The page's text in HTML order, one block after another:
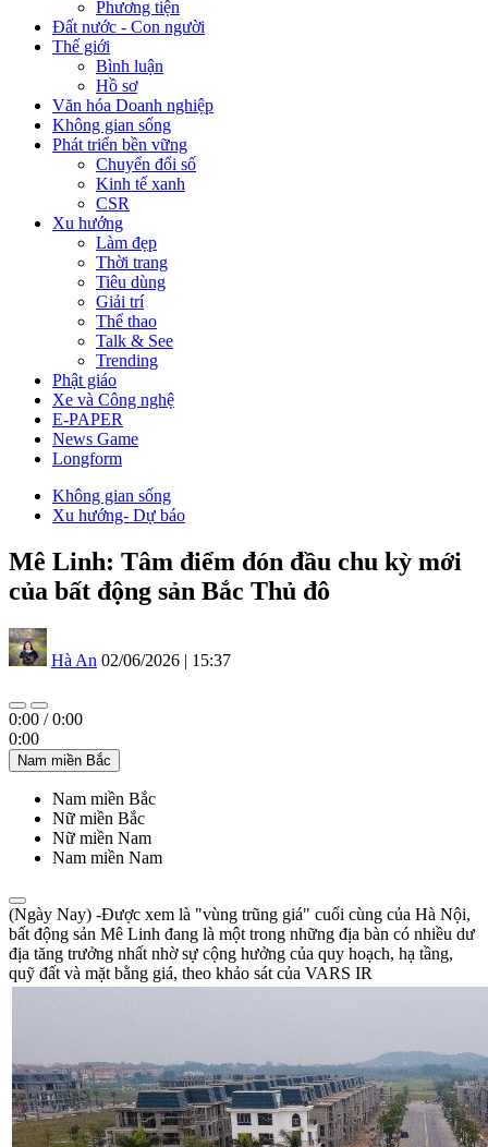
Phương tiện
Đất nước - Con người
Thế giới
Bình luận
Hồ sơ
Văn hóa Doanh nghiệp
Không gian sống
Phát triển bền vững
Chuyển đổi số
Kinh tế xanh
CSR
Xu hướng
Làm đẹp
Thời trang
Tiêu dùng
Giải trí
Thể thao
Talk & See
Trending
Phật giáo
Xe và Công nghệ
E-PAPER
News Game
Longform
Không gian sống
Xu hướng- Dự báo
Mê Linh: Tâm điểm đón đầu chu kỳ mới
của bất động sản Bắc Thủ đô
Hà An 02/06/2026 | 15:37
0:00 /0:00
0:00
Nam miền Bắc
Nam miền Bắc
Nữ miền Bắc
Nữ miền Nam
Nam miền Nam
(Ngày Nay) -Được xem là "vùng trũng giá" cuối cùng của Hà Nội,
bất động sản Mê Linh đang là một trong những địa bàn có nhiều dư
địa tăng trưởng nhất nhờ sự cộng hưởng của quy hoạch, hạ tầng,
quỹ đất và mặt bằng giá, theo khảo sát của VARS IR